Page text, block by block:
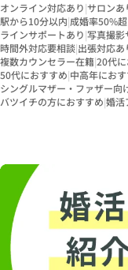
オンライン対応あり|サロンあ
駅から10分以内|成婚率50%超
ラインサポートあり|写真撮影
時間外対応要相談|出張対応あ
複数カウンセラー在籍|20代
50代におすすめ|中高年にお
シングルマザー・ファザー向
バツイチの方におすすめ|婚活